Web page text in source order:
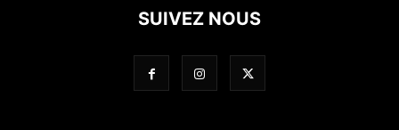
SUIVEZ NOUS